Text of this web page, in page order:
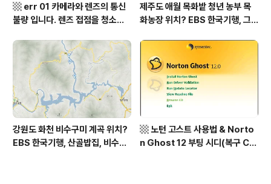
▩ err 01 카메라와 렌즈의 통신
불량 입니다. 렌즈 접점을 청소하
제주도 애월 목화밭 청년 농부 목
화농장 위치? EBS 한국기행, 그
사나이, 애월읍 어음리 정보람 씨
목화 재배 '목화오름' 목화농장 어
디? / 제주도 가볼 만한 곳
강원도 화천 비수구미 계곡 위치?
EBS 한국기행, 산골밥집, 비수구
▩ 노턴 고스트 사용법 & Norto
n Ghost 12 부팅 시디(복구 C